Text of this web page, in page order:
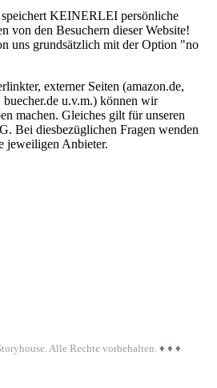
speichert KEINERLEI persönliche
von den Besuchern dieser Website!
uns grundsätzlich mit der Option "no
externer Seiten (amazon.de,
u.v.m.) können wir
machen. Gleiches gilt für unseren
Bei diesbezüglichen Fragen wenden
jeweiligen Anbieter.
Alle Rechte vorbehalten. ♦ ♦ ♦